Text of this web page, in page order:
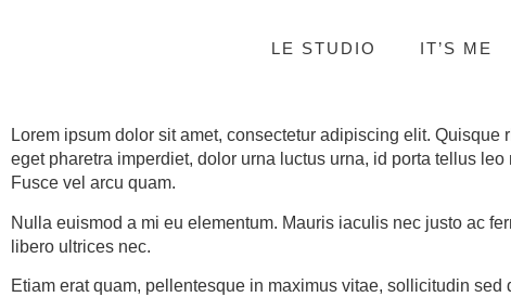
LE STUDIO IT’S ME
Lorem ipsum dolor sit amet, consectetur adipiscing elit.
eget pharetra imperdiet, dolor urna luctus urna, id porta tellus
Fusce vel arcu quam.
Nulla euismod a mi eu elementum. Mauris iaculis nec justo ac
libero ultrices nec.
Etiam erat quam, pellentesque in maximus vitae, sollicitudin